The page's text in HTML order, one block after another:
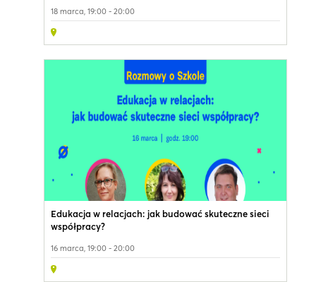
18 marca, 19:00 - 20:00
Edukacja w relacjach: jak budować skuteczne sieci
współpracy?
16 marca, 19:00 - 20:00